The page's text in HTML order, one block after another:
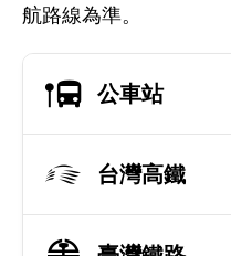
航路線為準。
公車站
台灣高鐵